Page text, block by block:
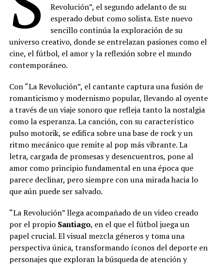
Revolución”, el segundo adelanto de su
esperado debut como solista. Este nuevo
sencillo continúa la exploración de su
universo creativo, donde se entrelazan pasiones como el
cine, el fútbol, el amor y la reflexión sobre el mundo
contemporáneo.
Con “La Revolución”, el cantante captura una fusión de
romanticismo y modernismo popular, llevando al oyente
a través de un viaje sonoro que refleja tanto la nostalgia
como la esperanza. La canción, con su característico
pulso motorik, se edifica sobre una base de rock y un
ritmo mecánico que remite al pop más vibrante. La
letra, cargada de promesas y desencuentros, pone al
amor como principio fundamental en una época que
parece declinar, pero siempre con una mirada hacia lo
que aún puede ser salvado.
“La Revolución” llega acompañado de un video creado
por el propio Santiago, en el que el fútbol juega un
papel crucial. El visual mezcla géneros y toma una
perspectiva única, transformando íconos del deporte en
personajes que exploran la búsqueda de atención y